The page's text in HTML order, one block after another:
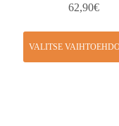
62,90€
VALITSE